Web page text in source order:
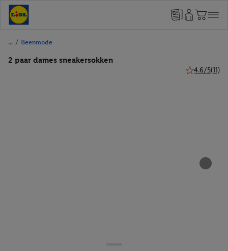
/ Beenmode
2 paar dames sneakersokken
4.6/5(11)